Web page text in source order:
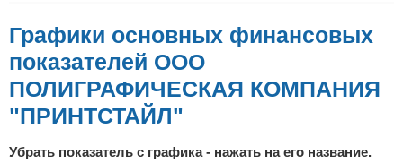
Графики основных финансовых
показателей ООО
ПОЛИГРАФИЧЕСКАЯ КОМПАНИЯ
"ПРИНТСТАЙЛ"
Убрать показатель с графика - нажать на его название.